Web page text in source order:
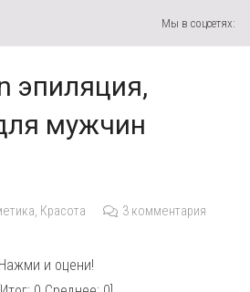
Мы в соцсетях:
эпиляция,
мужчин
, Красота 3 комментария
Нажми и оцени!